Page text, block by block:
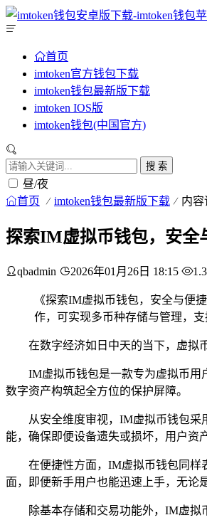
首页
imtoken官方钱包下载
imtoken钱包最新版下载
imtoken IOS版
imtoken钱包(中国官方)
搜 索
昼/夜
首页 imtoken钱包最新版下载 内容
探索IM虚拟币钱包，安全
qbadmin 2026年01月26日 18:15
《探索IM虚拟币钱包，安全与便
作，可实现多币种存储与管理，
在数字经济如日中天的当下，虚拟
IM虚拟币钱包是一款专为虚拟币用
数字资产构筑起全方位的保护屏障。
从安全维度审视，IM虚拟币钱包
能，确保即便设备遗失或损坏，用户资
在便捷性方面，IM虚拟币钱包同样
面，即便新手用户也能迅速上手，无论
除基本存储和交易功能外，IM虚